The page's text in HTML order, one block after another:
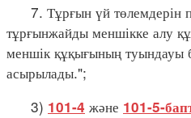
7. Тұрғын үй төлемдерін
тұрғынжайды меншікке алу
меншік құқығының туындауы
асырылады.";
3) 101-4 және 101-5-